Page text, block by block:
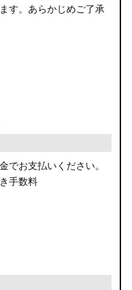
す。あらかじめご了承
でお支払いください。
手数料